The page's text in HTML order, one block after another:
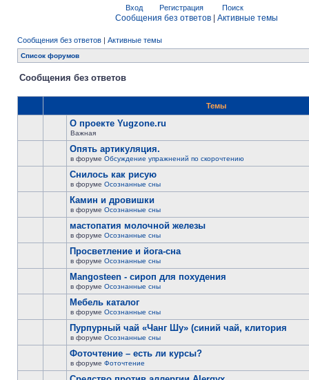
Вход Регистрация Поиск
Сообщения без ответов Активные темы
Сообщения без ответов | Активные темы
Список форумов
Сообщения без ответов
Темы
О проекте Yugzone.ru
Важная
Опять артикуляция.
в форуме Обсуждение упражнений по скорочтению
Снилось как рисую
в форуме Осознанные сны
Камин и дровишки
в форуме Осознанные сны
мастопатия молочной железы
в форуме Осознанные сны
Просветление и йога-сна
в форуме Осознанные сны
Mangosteen - сироп для похудения
в форуме Осознанные сны
Мебель каталог
в форуме Осознанные сны
Пурпурный чай «Чанг Шу» (синий чай, клитория
в форуме Осознанные сны
Фоточтение – есть ли курсы?
в форуме Фоточтение